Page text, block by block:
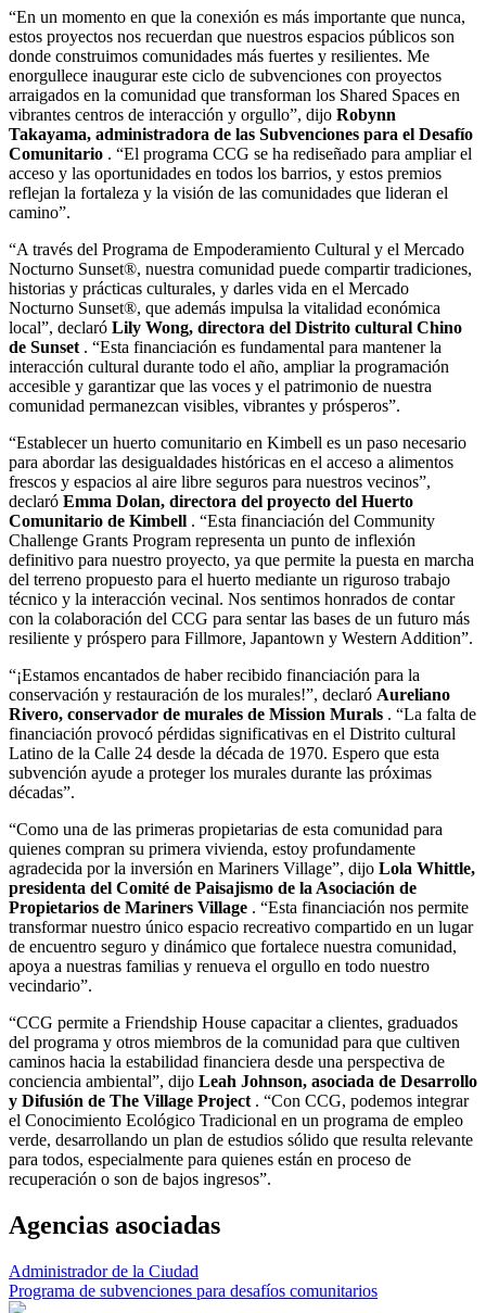
“En un momento en que la conexión es más importante que nunca,
estos proyectos nos recuerdan que nuestros espacios públicos son
donde construimos comunidades más fuertes y resilientes. Me
enorgullece inaugurar este ciclo de subvenciones con proyectos
arraigados en la comunidad que transforman los Shared Spaces en
vibrantes centros de interacción y orgullo”, dijo Robynn
Takayama, administradora de las Subvenciones para el Desafío
Comunitario . “El programa CCG se ha rediseñado para ampliar el
acceso y las oportunidades en todos los barrios, y estos premios
reflejan la fortaleza y la visión de las comunidades que lideran el
camino”.
“A través del Programa de Empoderamiento Cultural y el Mercado
Nocturno Sunset®, nuestra comunidad puede compartir tradiciones,
historias y prácticas culturales, y darles vida en el Mercado
Nocturno Sunset®, que además impulsa la vitalidad económica
local”, declaró Lily Wong, directora del Distrito cultural Chino
de Sunset . “Esta financiación es fundamental para mantener la
interacción cultural durante todo el año, ampliar la programación
accesible y garantizar que las voces y el patrimonio de nuestra
comunidad permanezcan visibles, vibrantes y prósperos”.
“Establecer un huerto comunitario en Kimbell es un paso necesario
para abordar las desigualdades históricas en el acceso a alimentos
frescos y espacios al aire libre seguros para nuestros vecinos”,
declaró Emma Dolan, directora del proyecto del Huerto
Comunitario de Kimbell . “Esta financiación del Community
Challenge Grants Program representa un punto de inflexión
definitivo para nuestro proyecto, ya que permite la puesta en marcha
del terreno propuesto para el huerto mediante un riguroso trabajo
técnico y la interacción vecinal. Nos sentimos honrados de contar
con la colaboración del CCG para sentar las bases de un futuro más
resiliente y próspero para Fillmore, Japantown y Western Addition”.
“¡Estamos encantados de haber recibido financiación para la
conservación y restauración de los murales!”, declaró Aureliano
Rivero, conservador de murales de Mission Murals . “La falta de
financiación provocó pérdidas significativas en el Distrito cultural
Latino de la Calle 24 desde la década de 1970. Espero que esta
subvención ayude a proteger los murales durante las próximas
décadas”.
“Como una de las primeras propietarias de esta comunidad para
quienes compran su primera vivienda, estoy profundamente
agradecida por la inversión en Mariners Village”, dijo Lola Whittle,
presidenta del Comité de Paisajismo de la Asociación de
Propietarios de Mariners Village . “Esta financiación nos permite
transformar nuestro único espacio recreativo compartido en un lugar
de encuentro seguro y dinámico que fortalece nuestra comunidad,
apoya a nuestras familias y renueva el orgullo en todo nuestro
vecindario”.
“CCG permite a Friendship House capacitar a clientes, graduados
del programa y otros miembros de la comunidad para que cultiven
caminos hacia la estabilidad financiera desde una perspectiva de
conciencia ambiental”, dijo Leah Johnson, asociada de Desarrollo
y Difusión de The Village Project . “Con CCG, podemos integrar
el Conocimiento Ecológico Tradicional en un programa de empleo
verde, desarrollando un plan de estudios sólido que resulta relevante
para todos, especialmente para quienes están en proceso de
recuperación o son de bajos ingresos”.
Agencias asociadas
Administrador de la Ciudad
Programa de subvenciones para desafíos comunitarios